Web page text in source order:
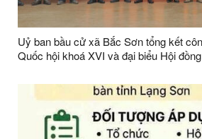
Uỷ ban bầu cử xã Bắc Sơn tổng kết
Quốc hội khoá XVI và đại biểu Hội